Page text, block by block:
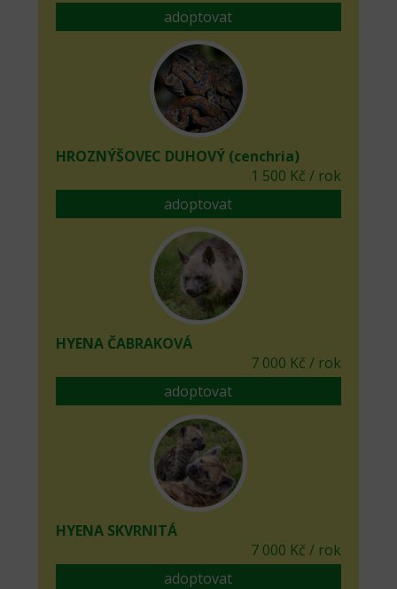
adoptovat
HROZNÝŠOVEC DUHOVÝ (cenchria)
1 500 Kč / rok
adoptovat
HYENA ČABRAKOVÁ
7 000 Kč / rok
adoptovat
HYENA SKVRNITÁ
7 000 Kč / rok
adoptovat